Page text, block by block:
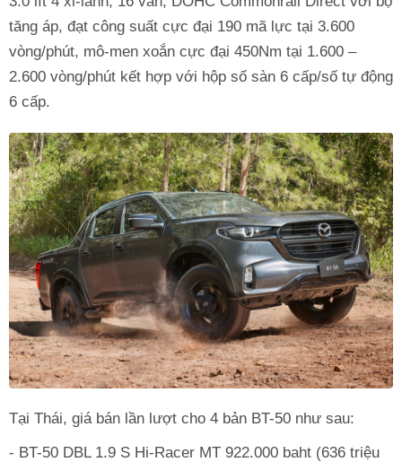
tăng áp, đạt công suất cực đại 190 mã lực tại 3.600
vòng/phút, mô-men xoắn cực đại 450Nm tại 1.600 –
2.600 vòng/phút kết hợp với hộp số sàn 6 cấp/số tự động
6 cấp.
Tại Thái, giá bán lần lượt cho 4 bản BT-50 như sau:
- BT-50 DBL 1.9 S Hi-Racer MT 922.000 baht (636 triệu